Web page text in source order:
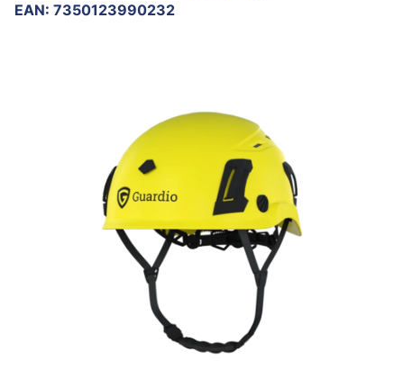
EAN: 7350123990232